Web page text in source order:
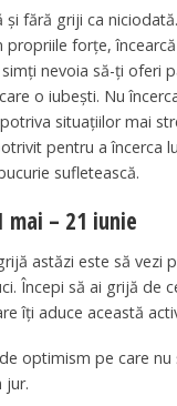
și fără griji ca
propriile forțe,
nevoia să-ți oferi
o iubești. Nu
situațiilor mai
pentru a încerca
sufletească.
mai – 21 iunie
astăzi este să vezi
Începi să ai grijă de
îți aduce această
optimism pe care nu
jur.